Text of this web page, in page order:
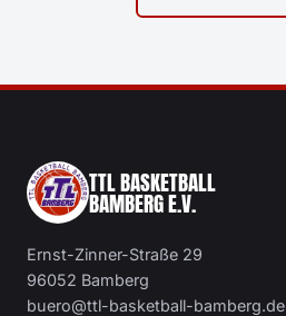
TTL BASKETBALL
BAMBERG E.V.
Ernst-Zinner-Straße 29
96052 Bamberg
buero@ttl-basketball-bamberg.de